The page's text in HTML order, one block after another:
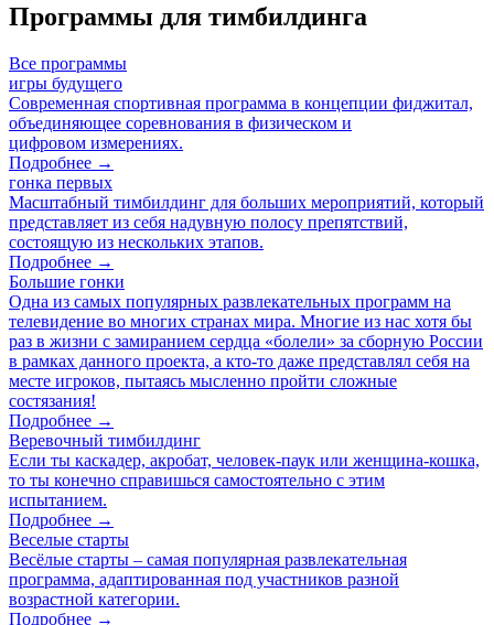
Программы для тимбилдинга
Все программы
игры будущего
Современная спортивная программа в концепции фиджитал,
объединяющее соревнования в физическом и
цифровом измерениях.
Подробнее →
гонка первых
Масштабный тимбилдинг для больших мероприятий, который
представляет из себя надувную полосу препятствий,
состоящую из нескольких этапов.
Подробнее →
Большие гонки
Одна из самых популярных развлекательных программ на
телевидение во многих странах мира. Многие из нас хотя бы
раз в жизни с замиранием сердца «болели» за сборную России
в рамках данного проекта, а кто-то даже представлял себя на
месте игроков, пытаясь мысленно пройти сложные
состязания!
Подробнее →
Веревочный тимбилдинг
Если ты каскадер, акробат, человек-паук или женщина-кошка,
то ты конечно справишься самостоятельно с этим
испытанием.
Подробнее →
Веселые старты
Весёлые старты – самая популярная развлекательная
программа, адаптированная под участников разной
возрастной категории.
Подробнее →